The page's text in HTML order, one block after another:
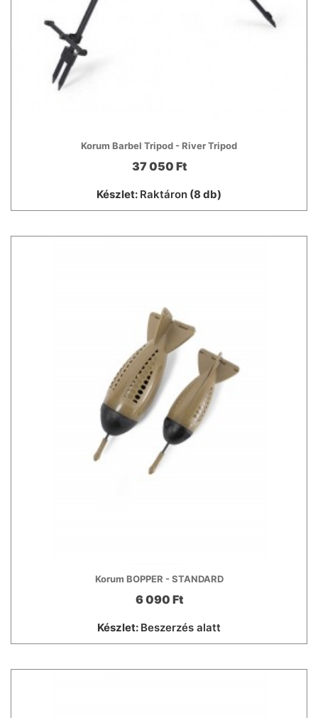
Korum Barbel Tripod - River Tripod
37 050 Ft
Készlet: Raktáron (8 db)
Korum BOPPER - STANDARD
6 090 Ft
Készlet: Beszerzés alatt